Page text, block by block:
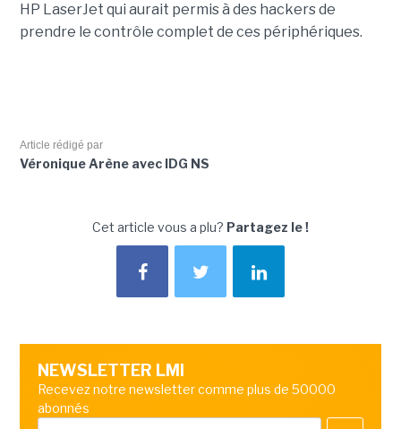
HP LaserJet qui aurait permis à des hackers de
prendre le contrôle complet de ces périphériques.
Article rédigé par
Véronique Arène avec IDG NS
Cet article vous a plu? Partagez le !
NEWSLETTER LMI
Recevez notre newsletter comme plus de 50000
abonnés